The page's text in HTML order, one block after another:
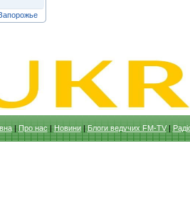
|Про нас|Новини|Блоги ведучих FM-TV|